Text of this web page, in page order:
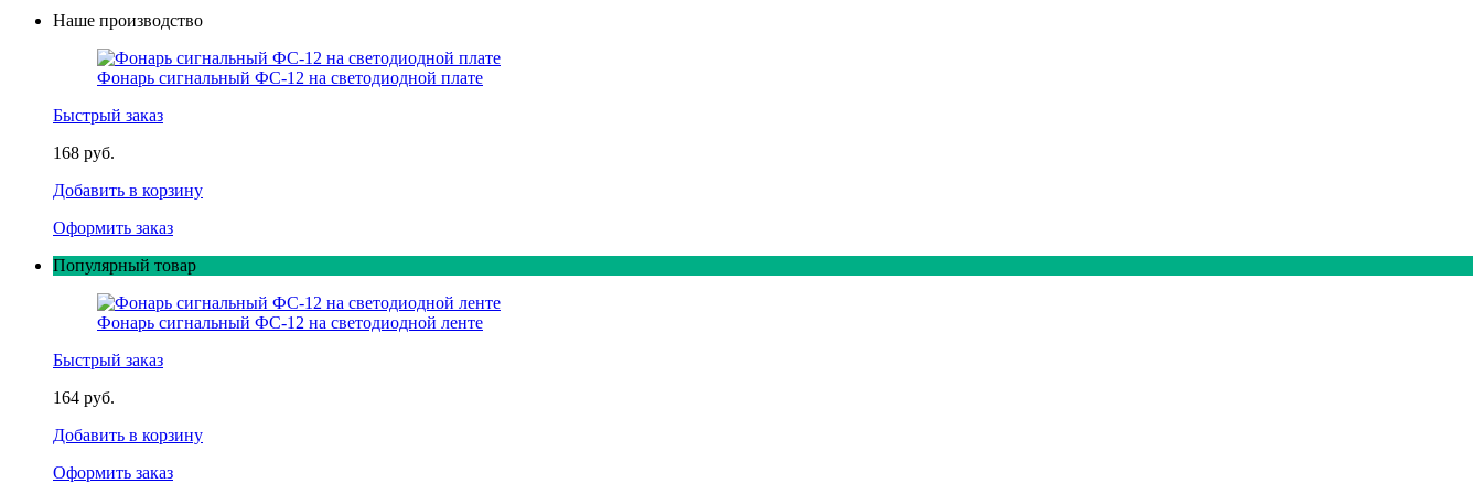
Наше производство
Фонарь сигнальный ФС-12 на светодиодной плате
Быстрый заказ
168 руб.
Добавить в корзину
Оформить заказ
Популярный товар
Фонарь сигнальный ФС-12 на светодиодной ленте
Быстрый заказ
164 руб.
Добавить в корзину
Оформить заказ